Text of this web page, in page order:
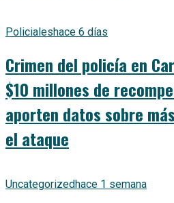
Policialeshace 6 días
Crimen del policía en
$10 millones de
aporten datos sobre
el ataque
Uncategorizedhace 1 semana